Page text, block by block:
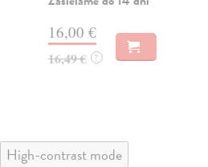
16,00 €
16,49 € ?
High-contrast mode